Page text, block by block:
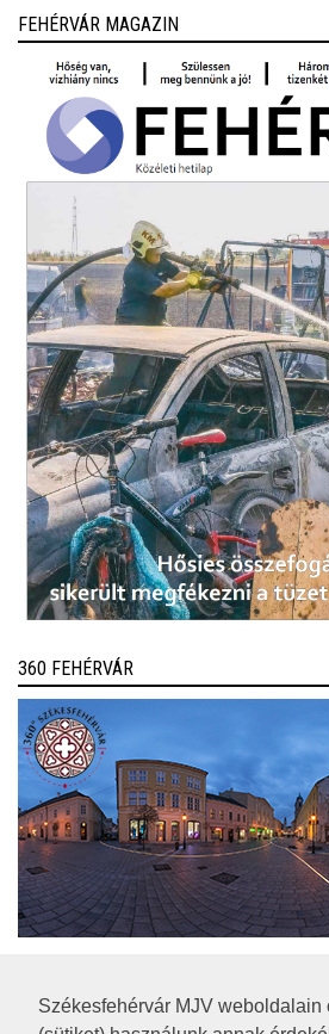
Székesfehérvár MJV weboldalain
FEHÉRVÁR MAGAZIN
360 FEHÉRVÁR
RSS